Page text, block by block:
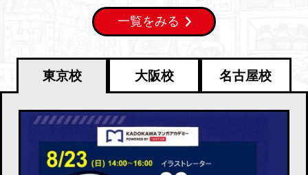
一覧をみる
東京校 大阪校 名古屋校